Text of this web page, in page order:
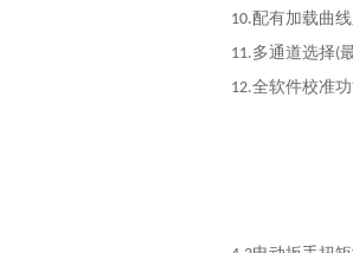
10.配有加载曲
11.多通道选择(
12.全软件校准